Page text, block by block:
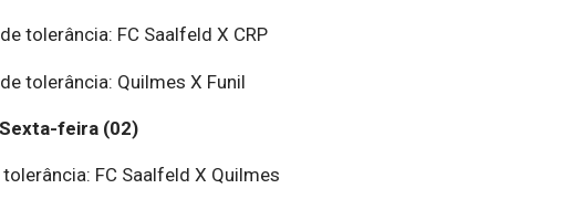
tolerância: FC Saalfeld X CRP
tolerância: Quilmes X Funil
feira (02)
FC Saalfeld X Quilmes